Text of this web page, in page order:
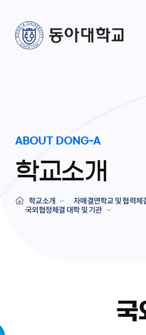
ABOUT DONG-A
학교소개
학교소개
자매결연학교 및 협력체
국외협정체결 대학 및 기관
국